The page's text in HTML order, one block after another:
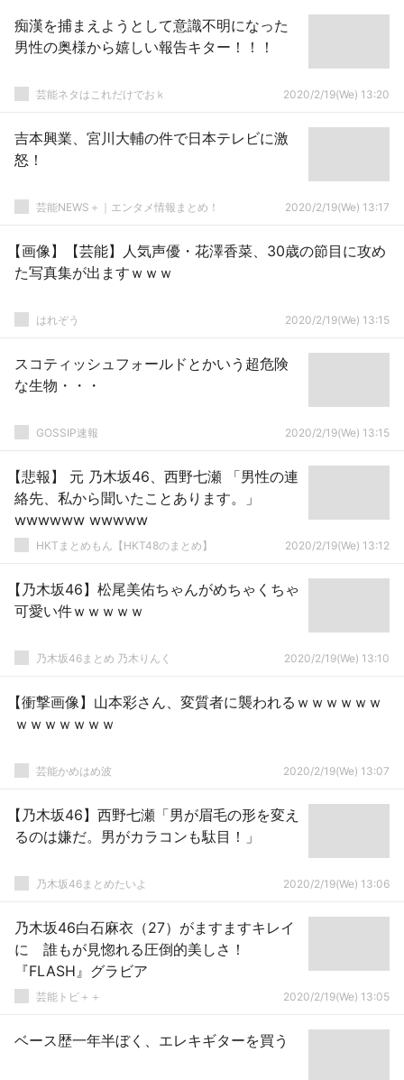
痴漢を捕まえようとして意識不明になった
男性の奥様から嬉しい報告キター！！！
芸能ネタはこれだけでおｋ 2020/2/19(We) 13:20
吉本興業、宮川大輔の件で日本テレビに激
怒！
芸能NEWS＋｜エンタメ情報まとめ！ 2020/2/19(We) 13:17
【画像】【芸能】人気声優・花澤香菜、30歳の節目に攻め
た写真集が出ますｗｗｗ
はれぞう 2020/2/19(We) 13:15
スコティッシュフォールドとかいう超危険
な生物・・・
GOSSIP速報 2020/2/19(We) 13:15
【悲報】 元 乃木坂46、西野七瀬 「男性の連
絡先、私から聞いたことあります。」
wwwwww wwwww
HKTまとめもん【HKT48のまとめ】 2020/2/19(We) 13:12
【乃木坂46】松尾美佑ちゃんがめちゃくちゃ
可愛い件ｗｗｗｗｗ
乃木坂46まとめ 乃木りんく 2020/2/19(We) 13:10
【衝撃画像】山本彩さん、変質者に襲われるｗｗｗｗｗｗ
ｗｗｗｗｗｗｗ
芸能かめはめ波 2020/2/19(We) 13:07
【乃木坂46】西野七瀬「男が眉毛の形を変え
るのは嫌だ。男がカラコンも駄目！」
乃木坂46まとめたいよ 2020/2/19(We) 13:06
乃木坂46白石麻衣（27）がますますキレイ
に 誰もが見惚れる圧倒的美しさ！
『FLASH』グラビア
芸能トピ＋＋ 2020/2/19(We) 13:05
ベース歴一年半ぼく、エレキギターを買う